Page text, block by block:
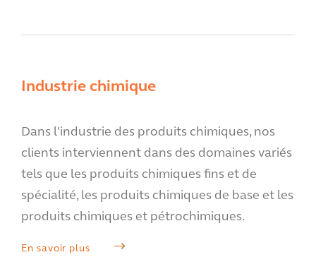
Industrie chimique
Dans l'industrie des produits chimiques, nos
clients interviennent dans des domaines variés
tels que les produits chimiques fins et de
spécialité, les produits chimiques de base et les
produits chimiques et pétrochimiques.
En savoir plus